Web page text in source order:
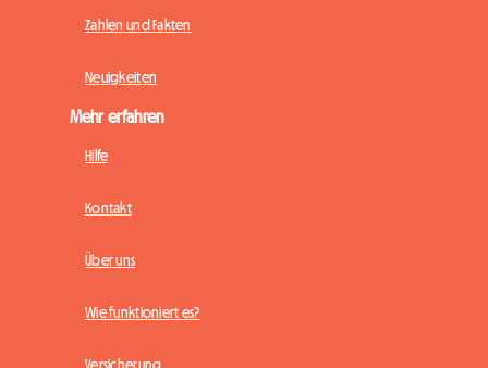
Zahlen und Fakten
Neuigkeiten
Mehr erfahren
Hilfe
Kontakt
Über uns
Wie funktioniert es?
Versicherung